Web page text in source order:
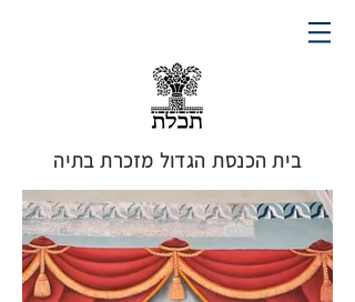
בית הכנסת הגדול מזכרת בתיה